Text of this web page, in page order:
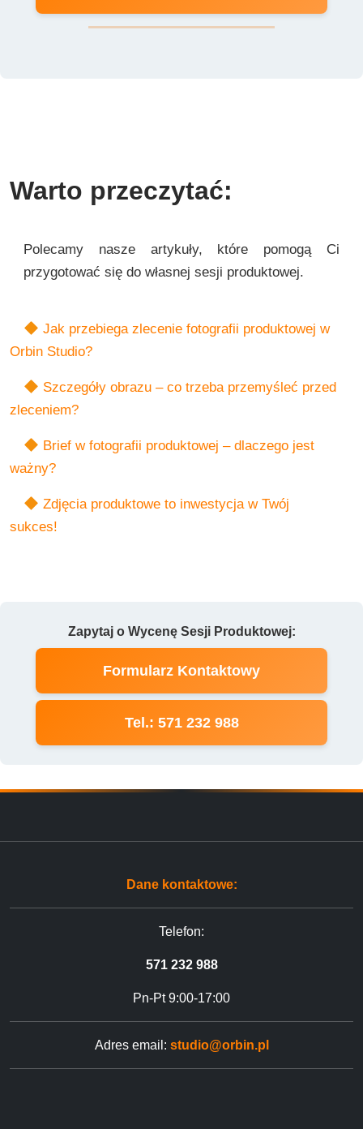
Warto przeczytać:
Polecamy nasze artykuły, które pomogą Ci
przygotować się do własnej sesji produktowej.
Jak przebiega zlecenie fotografii produktowej w
Orbin Studio?
Szczegóły obrazu – co trzeba przemyśleć przed
zleceniem?
Brief w fotografii produktowej – dlaczego jest
ważny?
Zdjęcia produktowe to inwestycja w Twój
sukces!
Zapytaj o Wycenę Sesji Produktowej:
Formularz Kontaktowy
Tel.: 571 232 988
Dane kontaktowe:
Telefon:
571 232 988
Pn-Pt 9:00-17:00
Adres email: studio@orbin.pl